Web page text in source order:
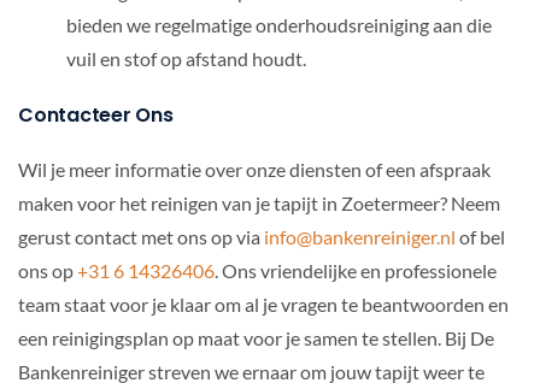
bieden we regelmatige onderhoudsreiniging aan die
vuil en stof op afstand houdt.
Contacteer Ons
Wil je meer informatie over onze diensten of een afspraak
maken voor het reinigen van je tapijt in Zoetermeer? Neem
gerust contact met ons op via info@bankenreiniger.nl of bel
ons op+31 6 14326406 . Ons vriendelijke en professionele
team staat voor je klaar om al je vragen te beantwoorden en
een reinigingsplan op maat voor je samen te stellen. Bij De
Bankenreiniger streven we ernaar om jouw tapijt weer te